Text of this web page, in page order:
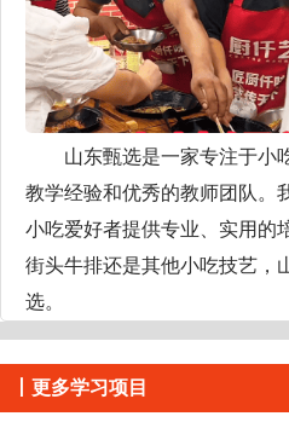
山东甄选是一家专注于小
教学经验和优秀的教师团队。
小吃爱好者提供专业、实用的
街头牛排还是其他小吃技艺，
选。
更多学习项目